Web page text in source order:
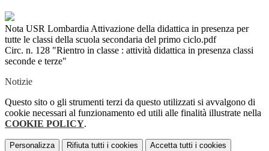
Nota USR Lombardia Attivazione della didattica in presenza per
tutte le classi della scuola secondaria del primo ciclo.pdf
Circ. n. 128 "Rientro in classe : attività didattica in presenza classi
seconde e terze"
Notizie
Questo sito o gli strumenti terzi da questo utilizzati si avvalgono di
cookie necessari al funzionamento ed utili alle finalità illustrate nella
COOKIE POLICY.
Personalizza Rifiuta tutti i cookies Accetta tutti i cookies